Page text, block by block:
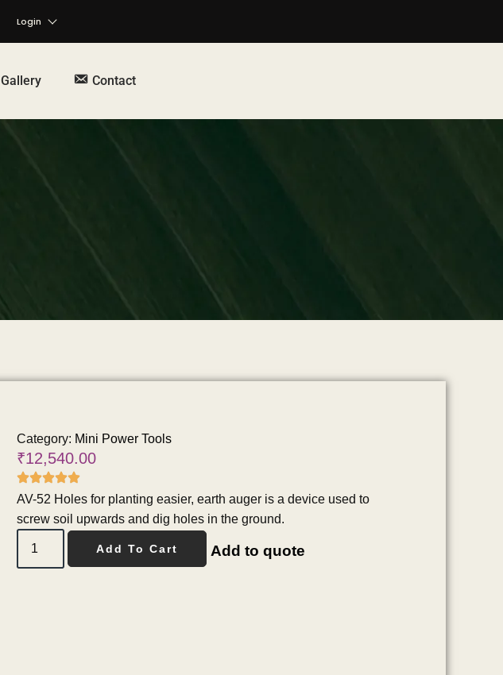
Login
Gallery Contact
Category: Mini Power Tools
₹12,540.00
AV-52 Holes for planting easier, earth auger is a device used to
screw soil upwards and dig holes in the ground.
Add To Cart Add to quote